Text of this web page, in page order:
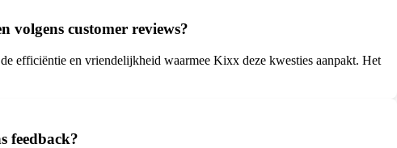
volgens customer reviews?
efficiëntie en vriendelijkheid waarmee Kixx deze kwesties aanpakt. Het
feedback?